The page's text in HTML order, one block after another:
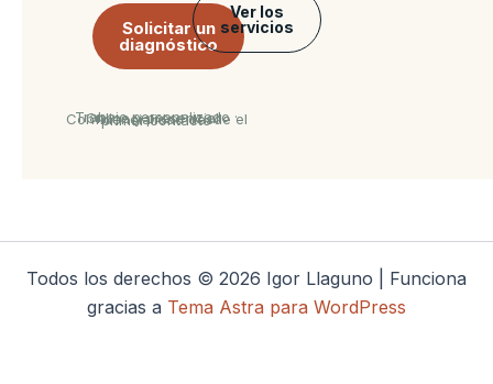
Solicitar un
diagnóstico
Ver los
servicios
Trabajo personalizado · Online y presencial · Confidencialidad desde el primer contacto
Todos los derechos © 2026 Igor Llaguno | Funciona
gracias a Tema Astra para WordPress